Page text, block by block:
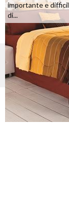
importante e
di...
©2026 -